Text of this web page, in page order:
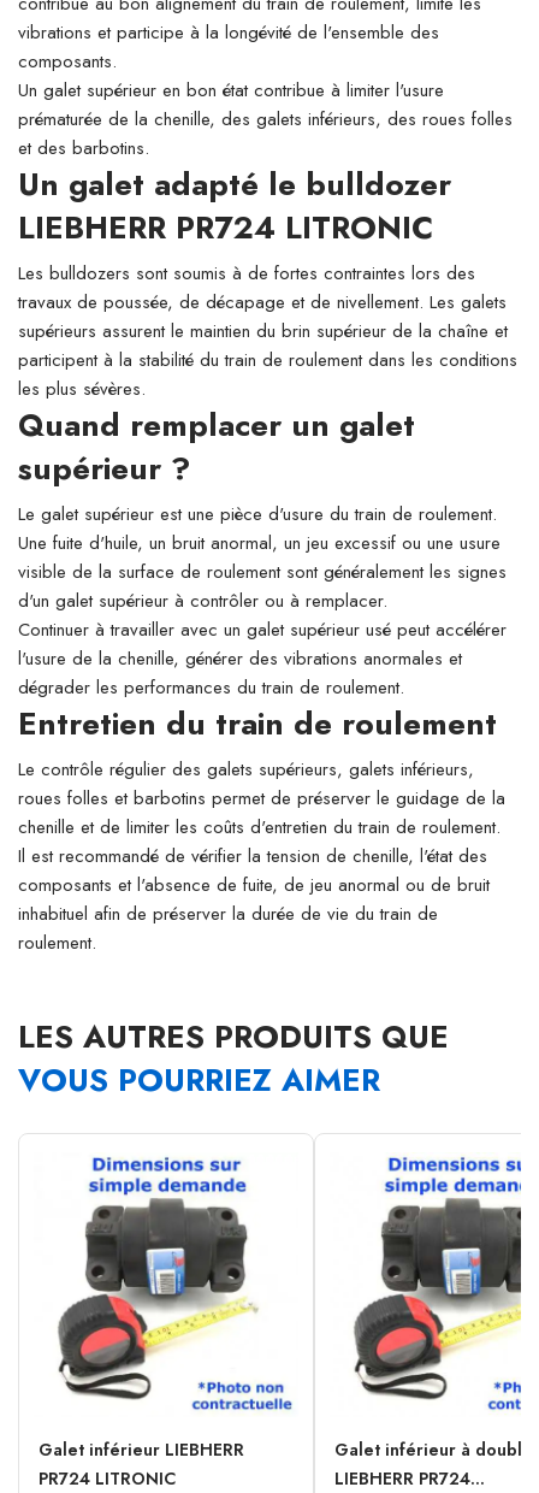
vibrations et participe à la longévité de l'ensemble des
composants.
Un galet supérieur en bon état contribue à limiter l'usure
prématurée de la chenille, des galets inférieurs, des roues folles
et des barbotins.
Un galet adapté le bulldozer
LIEBHERR PR724 LITRONIC
Les bulldozers sont soumis à de fortes contraintes lors des
travaux de poussée, de décapage et de nivellement. Les galets
supérieurs assurent le maintien du brin supérieur de la chaîne et
participent à la stabilité du train de roulement dans les conditions
les plus sévères.
Quand remplacer un galet
supérieur ?
Le galet supérieur est une pièce d'usure du train de roulement.
Une fuite d'huile, un bruit anormal, un jeu excessif ou une usure
visible de la surface de roulement sont généralement les signes
d'un galet supérieur à contrôler ou à remplacer.
Continuer à travailler avec un galet supérieur usé peut accélérer
l'usure de la chenille, générer des vibrations anormales et
dégrader les performances du train de roulement.
Entretien du train de roulement
Le contrôle régulier des galets supérieurs, galets inférieurs,
roues folles et barbotins permet de préserver le guidage de la
chenille et de limiter les coûts d'entretien du train de roulement.
Il est recommandé de vérifier la tension de chenille, l'état des
composants et l'absence de fuite, de jeu anormal ou de bruit
inhabituel afin de préserver la durée de vie du train de
roulement.
LES AUTRES PRODUITS QUE
VOUS POURRIEZ AIMER
Galet inférieur LIEBHERR
PR724 LITRONIC
Galet inférieur à
LIEBHERR PR724...